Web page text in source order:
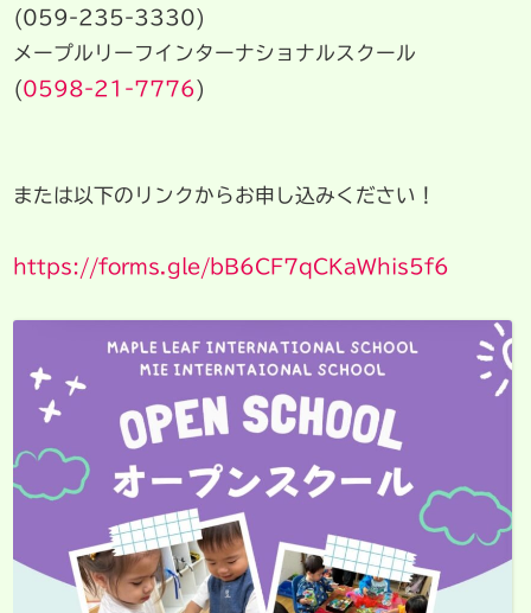
(059-235-3330)
メープルリーフインターナショナルスクール
(0598-21-7776)
または以下のリンクからお申し込みください！
https://forms.gle/bB6CF7qCKaWhis5f6